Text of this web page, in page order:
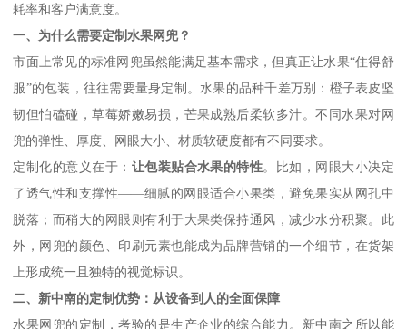
耗率和客户满意度。
一、为什么需要定制水果网兜？
市面上常见的标准网兜虽然能满足基本需求，但真正让水果“住得舒
服”的包装，往往需要量身定制。水果的品种千差万别：橙子表皮坚
韧但怕磕碰，草莓娇嫩易损，芒果成熟后柔软多汁。不同水果对网
兜的弹性、厚度、网眼大小、材质软硬度都有不同要求。
定制化的意义在于： 让包装贴合水果的特性。比如，网眼大小决定
了透气性和支撑性——细腻的网眼适合小果类，避免果实从网孔中
脱落；而稍大的网眼则有利于大果类保持通风，减少水分积聚。此
外，网兜的颜色、印刷元素也能成为品牌营销的一个细节，在货架
上形成统一且独特的视觉标识。
二、新中南的定制优势：从设备到人的全面保障
水果网兜的定制，考验的是生产企业的综合能力。新中南之所以能